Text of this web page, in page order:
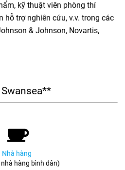
kỹ thuật viên phòng thí
hỗ trợ nghiên cứu, v.v. trong các
& Johnson, Novartis,
Nhà hàng
hàng bình dân)